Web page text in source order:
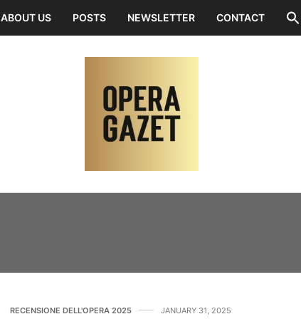
ABOUT US POSTS NEWSLETTER CONTACT
RECENSIONE DELL'OPERA 2025 JANUARY 31, 2025